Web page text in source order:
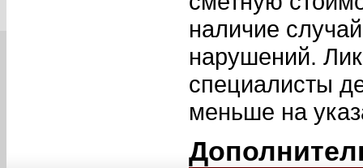
наличие
нарушений.
специалисты
меньше на